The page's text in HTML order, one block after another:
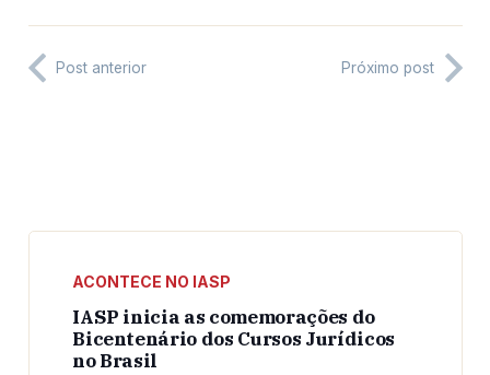
Post anterior Próximo post
ACONTECE NO IASP
IASP inicia as comemorações do
Bicentenário dos Cursos Jurídicos
no Brasil